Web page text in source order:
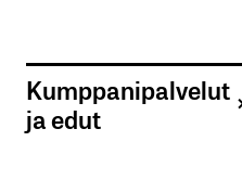
Kumppanipalvelut
ja edut